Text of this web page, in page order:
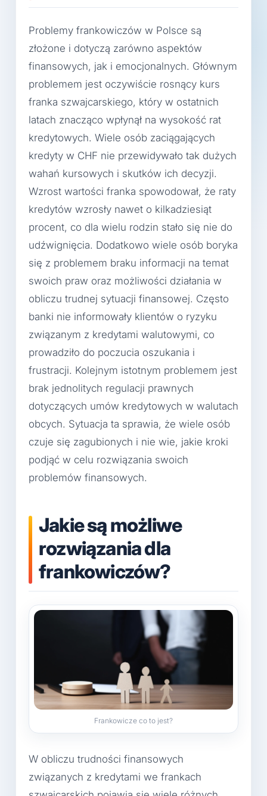
Problemy frankowiczów w Polsce są
złożone i dotyczą zarówno aspektów
finansowych, jak i emocjonalnych. Głównym
problemem jest oczywiście rosnący kurs
franka szwajcarskiego, który w ostatnich
latach znacząco wpłynął na wysokość rat
kredytowych. Wiele osób zaciągających
kredyty w CHF nie przewidywało tak dużych
wahań kursowych i skutków ich decyzji.
Wzrost wartości franka spowodował, że raty
kredytów wzrosły nawet o kilkadziesiąt
procent, co dla wielu rodzin stało się nie do
udźwignięcia. Dodatkowo wiele osób boryka
się z problemem braku informacji na temat
swoich praw oraz możliwości działania w
obliczu trudnej sytuacji finansowej. Często
banki nie informowały klientów o ryzyku
związanym z kredytami walutowymi, co
prowadziło do poczucia oszukania i
frustracji. Kolejnym istotnym problemem jest
brak jednolitych regulacji prawnych
dotyczących umów kredytowych w walutach
obcych. Sytuacja ta sprawia, że wiele osób
czuje się zagubionych i nie wie, jakie kroki
podjąć w celu rozwiązania swoich
problemów finansowych.
Jakie są możliwe
rozwiązania dla
frankowiczów?
Frankowicze co to jest?
W obliczu trudności finansowych
związanych z kredytami we frankach